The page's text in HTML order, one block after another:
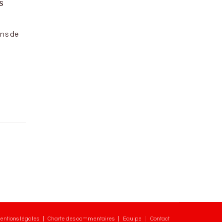
de
légales Charte des commentaires Equipe Contact